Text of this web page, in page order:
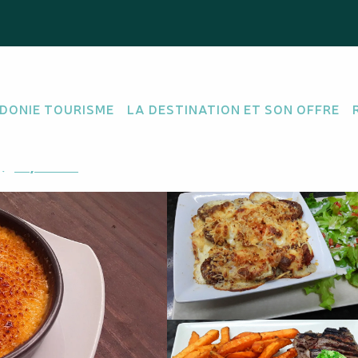
TOURISME LA DESTINATION ET SON OFFRE